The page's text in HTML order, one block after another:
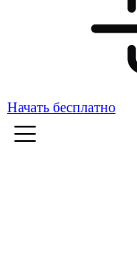
Начать бесплатно